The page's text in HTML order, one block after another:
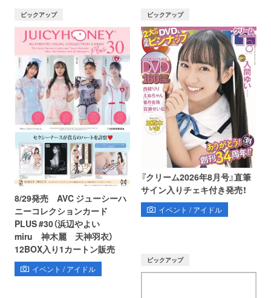
ピックアップ
8/29発売 AVC ジューシーハ
ニーコレクションカード
PLUS #30（浜辺やよい
miru 神木麗 天神羽衣）
12BOX入り1カートン販売
イベント / アイドル
ピックアップ
『クリーム2026年8月号』直筆
サイン入りチェキ付き発売！
イベント / アイドル
ピックアップ